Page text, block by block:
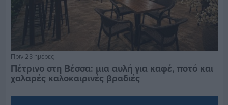
Πριν 23 ημέρες
Πέτρινο στη Βέσσα: μια αυλή για καφέ, ποτό και
χαλαρές καλοκαιρινές βραδιές